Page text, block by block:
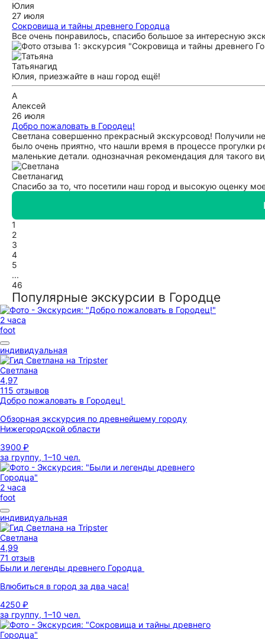
Юлия
27 июля
Сокровища и тайны древнего Городца
Все очень понравилось, спасибо большое за интересную
Татьянагид
Юлия, приезжайте в наш город ещё!
А
Алексей
26 июля
Добро пожаловать в Городец!
Светлана совершенно прекрасный экскурсовод! Получили
было очень приятно, что нашли время в процессе
маленькие детали. однозначная рекомендация для такого
Светланагид
Спасибо за то, что посетили наш город и высокую оценку
1
2
3
4
5
...
46
Популярные экскурсии в Городце
2 часа
foot
индивидуальная
Светлана
4,97
115 отзывов
Добро пожаловать в Городец!
Обзорная экскурсия по древнейшему городу
Нижегородской области
3900 ₽
за группу, 1–10 чел.
2 часа
foot
индивидуальная
Светлана
4,99
71 отзыв
Были и легенды древнего Городца
Влюбиться в город за два часа!
4250 ₽
за группу, 1–10 чел.